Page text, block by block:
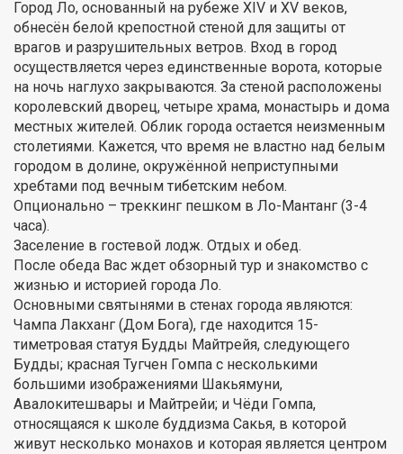
Город Ло, основанный на рубеже XIV и XV веков,
обнесён белой крепостной стеной для защиты от
врагов и разрушительных ветров. Вход в город
осуществляется через единственные ворота, которые
на ночь наглухо закрываются. За стеной расположены
королевский дворец, четыре храма, монастырь и дома
местных жителей. Облик города остается неизменным
столетиями. Кажется, что время не властно над белым
городом в долине, окружённой неприступными
хребтами под вечным тибетским небом.
Опционально – треккинг пешком в Ло-Мантанг (3-4
часа).
Заселение в гостевой лодж. Отдых и обед.
После обеда Вас ждет обзорный тур и знакомство с
жизнью и историей города Ло.
Основными святынями в стенах города являются:
Чампа Лакханг (Дом Бога), где находится 15-
тиметровая статуя Будды Майтрейя, следующего
Будды; красная Тугчен Гомпа с несколькими
большими изображениями Шакьямуни,
Авалокитешвары и Майтрейи; и Чёди Гомпа,
относящаяся к школе буддизма Сакья, в которой
живут несколько монахов и которая является центром